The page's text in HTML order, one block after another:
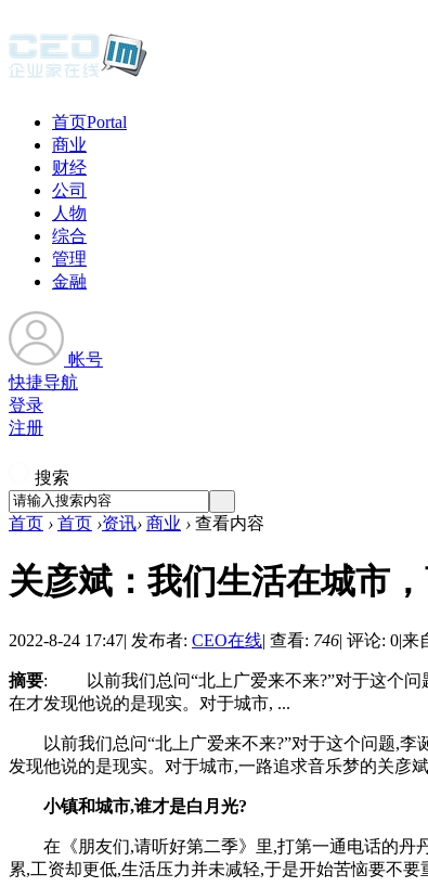
首页Portal
商业
财经
公司
人物
综合
管理
金融
帐号
快捷导航
登录
注册
搜索
首页 › 首页 ›资讯› 商业 › 查看内容
关彦斌：我们生活在城市
2022-8-24 17:47| 发布者: CEO在线| 查看: 746| 评论: 0|来
摘要: 以前我们总问“北上广爱来不来?”对于这个问
在才发现他说的是现实。对于城市, ...
以前我们总问“北上广爱来不来?”对于这个问题,李
发现他说的是现实。对于城市,一路追求音乐梦的关彦
小镇和城市,谁才是白月光?
在《朋友们,请听好第二季》里,打第一通电话的丹丹
累,工资却更低,生活压力并未减轻,于是开始苦恼要不要